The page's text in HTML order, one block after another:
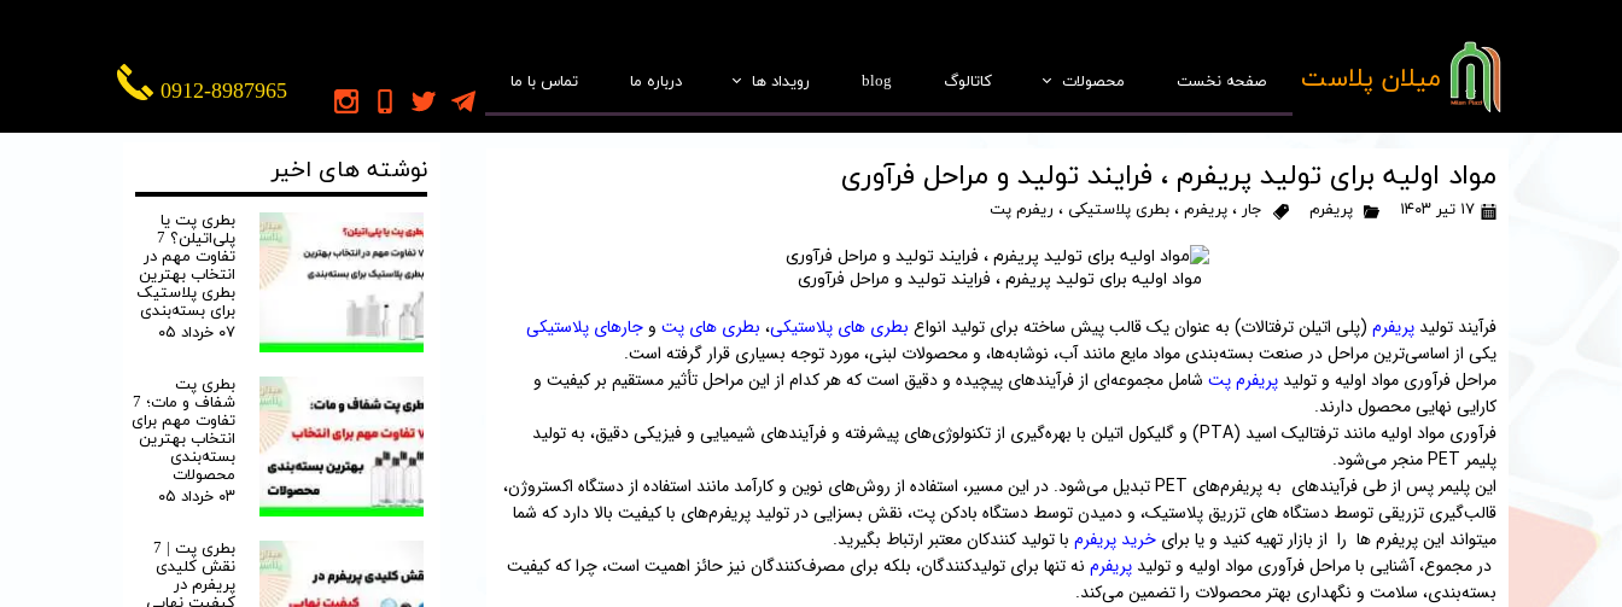
​میلان پلاست 0912-8987965 صفحه نخست محصولات
جار
پریفرم
قالب سازی
کاتالوگ blog رویداد ها درباره ما تماس با ما
مواد اولیه برای تولید پریفرم ، فرایند تولید و مراحل فرآوری
۱۷ تیر ۱۴۰۳ پریفرم جار ،پریفرم ،بطری پلاستیکی ، ریفرم پت
مواد اولیه برای تولید پریفرم ، فرایند تولید و مراحل فرآوری
فرآیند تولیدپریفرم‌ (پلی اتیلن ترفتالات) به عنوان یک قالب پیش ساخته برای تولید انواع بطری های پلاستیکی، بطری های پت وجارهای پلاستیکی
یکی از اساسی‌ترین مراحل در صنعت بسته‌بندی مواد مایع مانند آب، نوشابه‌ها، و محصولات لبنی، مورد توجه بسیاری قرار گرفته است.
مراحل فرآوری مواد اولیه و تولیدپریفرم پت شامل مجموعه‌ای از فرآیندهای پیچیده و دقیق است که هر کدام از این مراحل تأثیر مستقیم بر کیفیت و
کارایی نهایی محصول دارند.
فرآوری مواد اولیه مانند ترفتالیک اسید (PTA) و گلیکول اتیلن با بهره‌گیری از تکنولوژی‌های پیشرفته و فرآیندهای شیمیایی و فیزیکی دقیق، به تولید
پلیمر PET منجر می‌شود.
این پلیمر پس از طی فرآیندهای به پریفرم‌های PET تبدیل می‌شود. در این مسیر، استفاده از روش‌های نوین و کارآمد مانند استفاده از دستگاه اکستروژن،
قالب‌گیری تزریقی توسط دستگاه های تزریق پلاستیک، و دمیدن توسط دستگاه بادکن پت، نقش بسزایی در تولید پریفرم‌های با کیفیت بالا دارد که شما
میتواند این پریفرم ها را از بازار تهیه کنید و یا برایخرید پریفرم با تولید کنندکان معتبر ارتباط بگیرید.
در مجموع، آشنایی با مراحل فرآوری مواد اولیه و تولیدپریفرم نه تنها برای تولیدکنندگان، بلکه برای مصرف‌کنندگان نیز حائز اهمیت است، چرا که کیفیت
بسته‌بندی، سلامت و نگهداری بهتر محصولات را تضمین می‌کند.
نوشته های اخیر
بطری پت یا
پلی‌اتیلن؟ 7
تفاوت مهم در
انتخاب بهترین
بطری پلاستیک
برای بسته‌بندی
۰۷ خرداد ۰۵
بطری پت
شفاف و مات؛ 7
تفاوت مهم برای
انتخاب بهترین
بسته‌بندی
محصولات
۰۳ خرداد ۰۵
بطری پت | 7
نقش کلیدی
پریفرم در